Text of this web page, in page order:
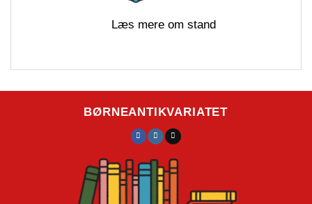
Læs mere om stand
BØRNEANTIKVARIATET